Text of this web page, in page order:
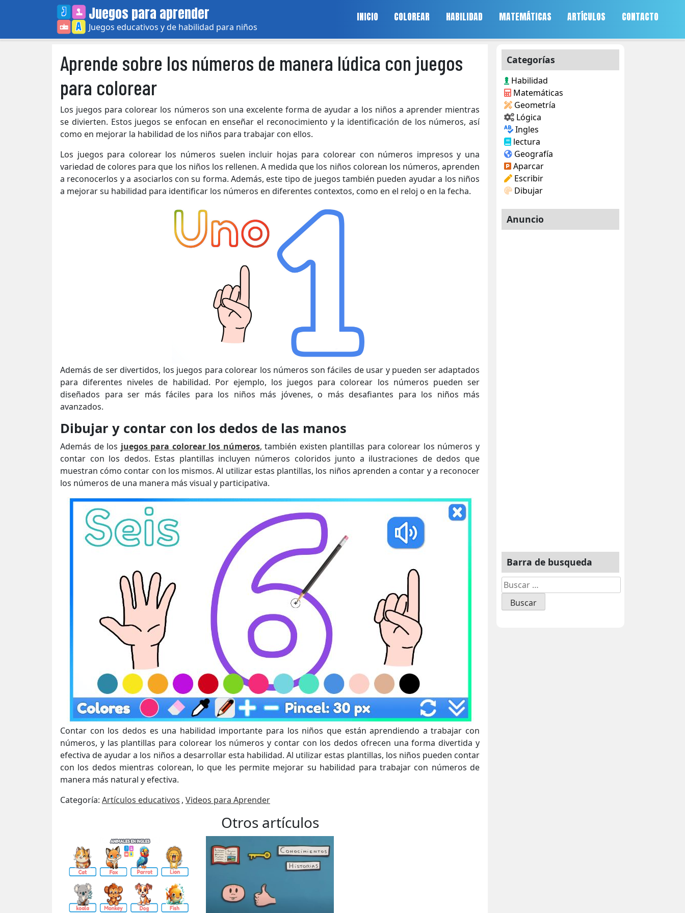
Juegos para aprender
Juegos educativos y de habilidad para niños
INICIO COLOREAR HABILIDAD MATEMÁTICAS ARTÍCULOS CONTACTO
Aprende sobre los números de manera lúdica con juegos
para colorear
Los juegos para colorear los números son una excelente forma de ayudar a los niños a aprender mientras
se divierten. Estos juegos se enfocan en enseñar el reconocimiento y la identificación de los números, así
como en mejorar la habilidad de los niños para trabajar con ellos.
Los juegos para colorear los números suelen incluir hojas para colorear con números impresos y una
variedad de colores para que los niños los rellenen. A medida que los niños colorean los números, aprenden
a reconocerlos y a asociarlos con su forma. Además, este tipo de juegos también pueden ayudar a los niños
a mejorar su habilidad para identificar los números en diferentes contextos, como en el reloj o en la fecha.
Además de ser divertidos, los juegos para colorear los números son fáciles de usar y pueden ser adaptados
para diferentes niveles de habilidad. Por ejemplo, los juegos para colorear los números pueden ser
diseñados para ser más fáciles para los niños más jóvenes, o más desafiantes para los niños más
avanzados.
Dibujar y contar con los dedos de las manos
Además de los juegos para colorear los números, también existen plantillas para colorear los números y
contar con los dedos. Estas plantillas incluyen números coloridos junto a ilustraciones de dedos que
muestran cómo contar con los mismos. Al utilizar estas plantillas, los niños aprenden a contar y a reconocer
los números de una manera más visual y participativa.
Contar con los dedos es una habilidad importante para los niños que están aprendiendo a trabajar con
números, y las plantillas para colorear los números y contar con los dedos ofrecen una forma divertida y
efectiva de ayudar a los niños a desarrollar esta habilidad. Al utilizar estas plantillas, los niños pueden contar
con los dedos mientras colorean, lo que les permite mejorar su habilidad para trabajar con números de
manera más natural y efectiva.
Categoría: Artículos educativos , Videos para Aprender
Otros artículos
Categorías
Habilidad
Matemáticas
Geometría
Lógica
Ingles
lectura
Geografía
Aparcar
Escribir
Dibujar
Anuncio
Barra de busqueda
Buscar: